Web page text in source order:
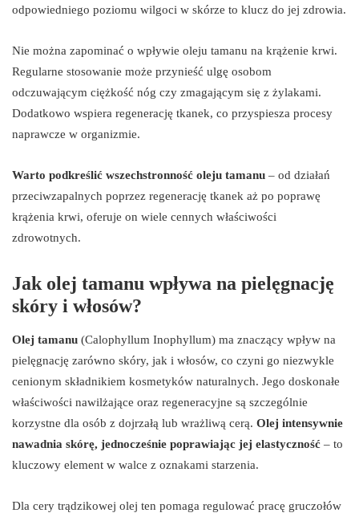
odpowiedniego poziomu wilgoci w skórze to klucz do jej zdrowia.
Nie można zapominać o wpływie oleju tamanu na krążenie krwi.
Regularne stosowanie może przynieść ulgę osobom
odczuwającym ciężkość nóg czy zmagającym się z żylakami.
Dodatkowo wspiera regenerację tkanek, co przyspiesza procesy
naprawcze w organizmie.
Warto podkreślić wszechstronność oleju tamanu – od działań
przeciwzapalnych poprzez regenerację tkanek aż po poprawę
krążenia krwi, oferuje on wiele cennych właściwości
zdrowotnych.
Jak olej tamanu wpływa na pielęgnację
skóry i włosów?
Olej tamanu (Calophyllum Inophyllum) ma znaczący wpływ na
pielęgnację zarówno skóry, jak i włosów, co czyni go niezwykle
cenionym składnikiem kosmetyków naturalnych. Jego doskonałe
właściwości nawilżające oraz regeneracyjne są szczególnie
korzystne dla osób z dojrzałą lub wrażliwą cerą. Olej intensywnie
nawadnia skórę, jednocześnie poprawiając jej elastyczność – to
kluczowy element w walce z oznakami starzenia.
Dla cery trądzikowej olej ten pomaga regulować pracę gruczołów